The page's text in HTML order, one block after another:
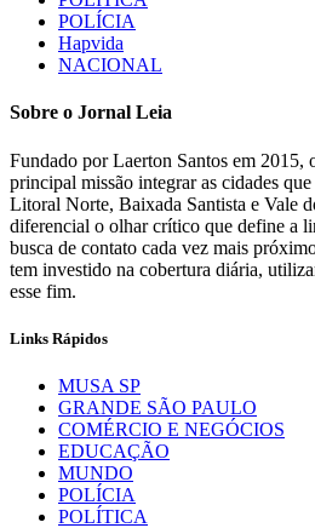
POLÍCIA
Hapvida
NACIONAL
Sobre o Jornal Leia
Fundado por Laerton Santos em
principal missão integrar as cidades
Litoral Norte, Baixada Santista e Vale
diferencial o olhar crítico que define a
busca de contato cada vez mais
tem investido na cobertura diária,
esse fim.
Links Rápidos
MUSA SP
GRANDE SÃO PAULO
COMÉRCIO E NEGÓCIOS
EDUCAÇÃO
MUNDO
POLÍCIA
POLÍTICA